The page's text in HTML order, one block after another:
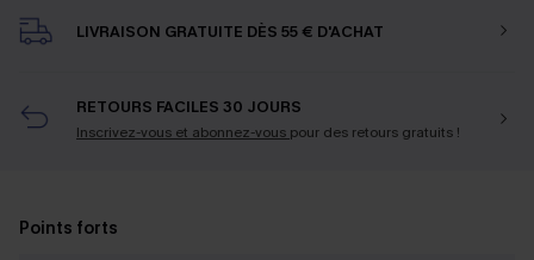
LIVRAISON GRATUITE DÈS 55 € D'ACHAT
RETOURS FACILES 30 JOURS
Inscrivez-vous et abonnez-vous pour des retours gratuits !
Points forts